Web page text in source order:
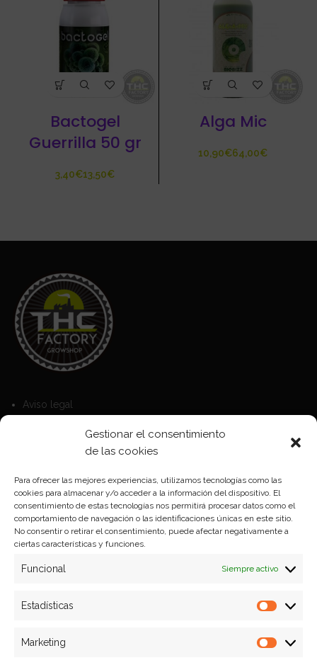
Gestionar el consentimiento
de las cookies
Para ofrecer las mejores experiencias, utilizamos tecnologías como las
cookies para almacenar y/o acceder a la información del dispositivo. El
consentimiento de estas tecnologías nos permitirá procesar datos como el
comportamiento de navegación o las identificaciones únicas en este sitio.
No consentir o retirar el consentimiento, puede afectar negativamente a
ciertas características y funciones.
Funcional Siempre activo
Estadísticas
Marketing
Bactogel
Guerrilla 50 gr
€ €
Alga Mic
€ €
Aviso legal
Política de privacidad
Formas de pago
Plazos y condiciones de envio
Politica de devoluciones